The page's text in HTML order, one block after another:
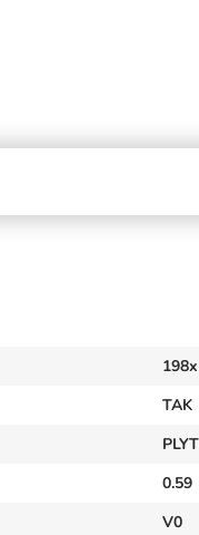
TAK
0.59
V0